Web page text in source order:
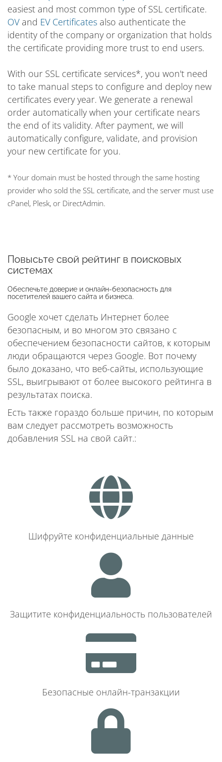
easiest and most common type of SSL certificate.
OVand EV Certificates also authenticate the
identity of the company or organization that holds
the certificate providing more trust to end users.
With our SSL certificate services*, you won't need
to take manual steps to configure and deploy new
certificates every year. We generate a renewal
order automatically when your certificate nears
the end of its validity. After payment, we will
automatically configure, validate, and provision
your new certificate for you.
* Your domain must be hosted through the same hosting
provider who sold the SSL certificate, and the server must use
cPanel, Plesk, or DirectAdmin.
Повысьте свой рейтинг в поисковых
системах
Обеспечьте доверие и онлайн-безопасность для
посетителей вашего сайта и бизнеса.
Google хочет сделать Интернет более
безопасным, и во многом это связано с
обеспечением безопасности сайтов, к которым
люди обращаются через Google. Вот почему
было доказано, что веб-сайты, использующие
SSL, выигрывают от более высокого рейтинга в
результатах поиска.
Есть также гораздо больше причин, по которым
вам следует рассмотреть возможность
добавления SSL на свой сайт.:
Шифруйте конфиденциальные данные
Защитите конфиденциальность пользователей
Безопасные онлайн-транзакции